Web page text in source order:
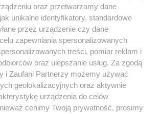
3 / 0
prywatności regulamin korzystania z portali
Skontakuj sięz nami
Kontakt
Wydawca
Redakcja
oraz przetwarzamy dane
unikalne identyfikatory, standardowe
przez urządzenie czy dane
zapewniania spersonalizowanych
treści, pomiar reklam i
oraz ulepszanie usług. Za zgodą
i Zaufani Partnerzy możemy używać
geolokalizacyjnych oraz aktywnie
urządzenia do celów
cenimy Twoją prywatność, prosimy